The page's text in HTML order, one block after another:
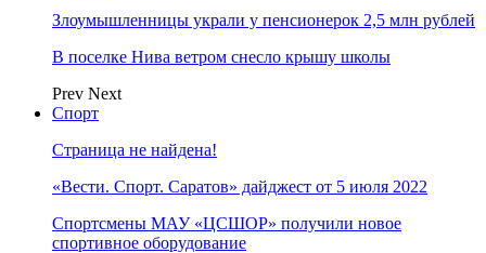
Злоумышленницы украли у пенсионерок 2,5 млн рублей
В поселке Нива ветром снесло крышу школы
Prev Next
Спорт
Страница не найдена!
«Вести. Спорт. Саратов» дайджест от 5 июля 2022
Спортсмены МАУ «ЦСШОР» получили новое
спортивное оборудование